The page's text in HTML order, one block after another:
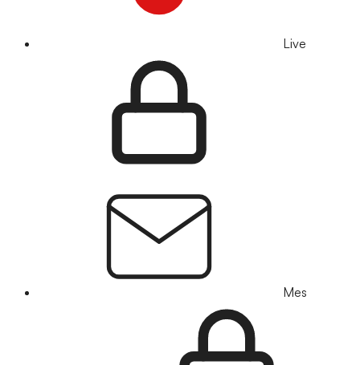
Live
Mes